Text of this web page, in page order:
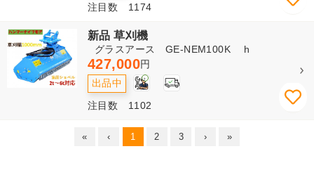
注目数 1174
新品 草刈機
グラスアース GE-NEM100K h
427,000円
出品中 2
注目数 1102
« ‹ 1 2 3 › »